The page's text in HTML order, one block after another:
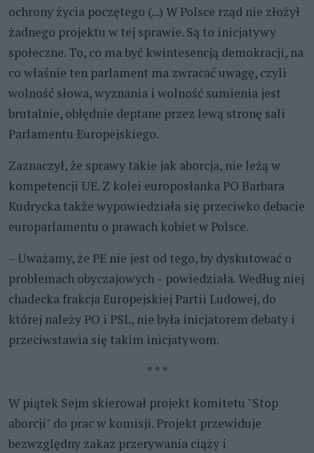
ochrony życia poczętego (...) W Polsce rząd nie złożył
żadnego projektu w tej sprawie. Są to inicjatywy
społeczne. To, co ma być kwintesencją demokracji, na
co właśnie ten parlament ma zwracać uwagę, czyli
wolność słowa, wyznania i wolność sumienia jest
brutalnie, obłędnie deptane przez lewą stronę sali
Parlamentu Europejskiego.
Zaznaczył, że sprawy takie jak aborcja, nie leżą w
kompetencji UE. Z kolei europosłanka PO Barbara
Kudrycka także wypowiedziała się przeciwko debacie
europarlamentu o prawach kobiet w Polsce.
– Uważamy, że PE nie jest od tego, by dyskutować o
problemach obyczajowych – powiedziała. Według niej
chadecka frakcja Europejskiej Partii Ludowej, do
której należy PO i PSL, nie była inicjatorem debaty i
przeciwstawia się takim inicjatywom.
* * *
W piątek Sejm skierował projekt komitetu "Stop
aborcji" do prac w komisji. Projekt przewiduje
bezwzględny zakaz przerywania ciąży i